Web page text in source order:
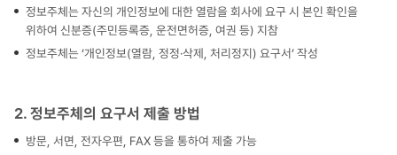
정보주체는 자신의 개인정보에 대한 열람을 회사에 요구 시 본인 확인을
위하여 신분증(주민등록증, 운전면허증, 여권 등) 지참
정보주체는 ‘개인정보(열람, 정정·삭제, 처리정지) 요구서’ 작성
2. 정보주체의 요구서 제출 방법
방문, 서면, 전자우편, FAX 등을 통하여 제출 가능